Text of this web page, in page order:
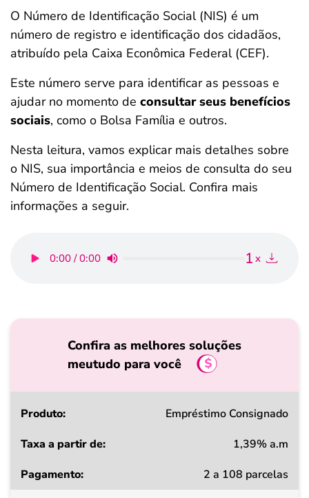
O Número de Identificação Social (NIS) é um
número de registro e identificação dos cidadãos,
atribuído pela Caixa Econômica Federal (CEF).
Este número serve para identificar as pessoas e
ajudar no momento de consultar seus benefícios
sociais, como o Bolsa Família e outros.
Nesta leitura, vamos explicar mais detalhes sobre
o NIS, sua importância e meios de consulta do seu
Número de Identificação Social. Confira mais
informações a seguir.
0:00 / 0:00 1 x
Confira as melhores soluções
meutudo para você
Produto
a
Empréstimo Consignado
1,39% a.m
2 a 108 parcelas